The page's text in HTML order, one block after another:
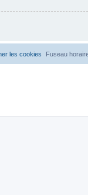
Fuseau
les cookies